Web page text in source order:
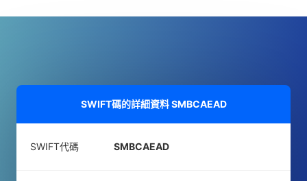
SWIFT碼的詳細資料SMBCAEAD
SWIFT代碼 SMBCAEAD